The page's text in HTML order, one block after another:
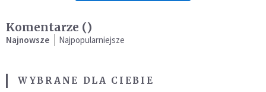
Komentarze ()
Najnowsze Najpopularniejsze
WYBRANE DLA CIEBIE